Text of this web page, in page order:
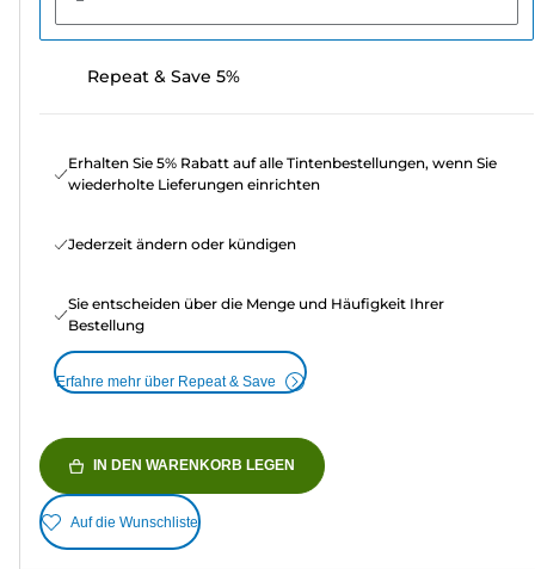
Repeat & Save 5%
Erhalten Sie 5% Rabatt auf alle Tintenbestellungen, wenn Sie
wiederholte Lieferungen einrichten
Jederzeit ändern oder kündigen
Sie entscheiden über die Menge und Häufigkeit Ihrer
Bestellung
Erfahre mehr über Repeat & Save
IN DEN WARENKORB LEGEN
Auf die Wunschliste